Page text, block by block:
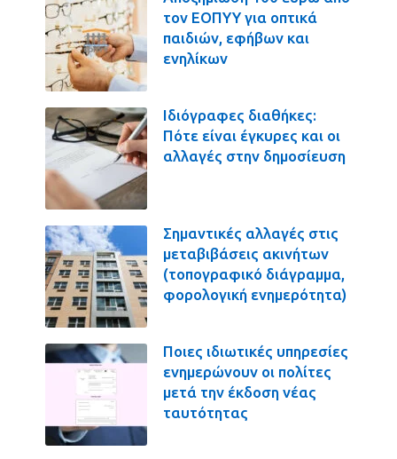
τον ΕΟΠΥΥ για οπτικά
παιδιών, εφήβων και
ενηλίκων
Ιδιόγραφες διαθήκες:
Πότε είναι έγκυρες και οι
αλλαγές στην δημοσίευση
Σημαντικές αλλαγές στις
μεταβιβάσεις ακινήτων
(τοπογραφικό διάγραμμα,
φορολογική ενημερότητα)
Ποιες ιδιωτικές υπηρεσίες
ενημερώνουν οι πολίτες
μετά την έκδοση νέας
ταυτότητας